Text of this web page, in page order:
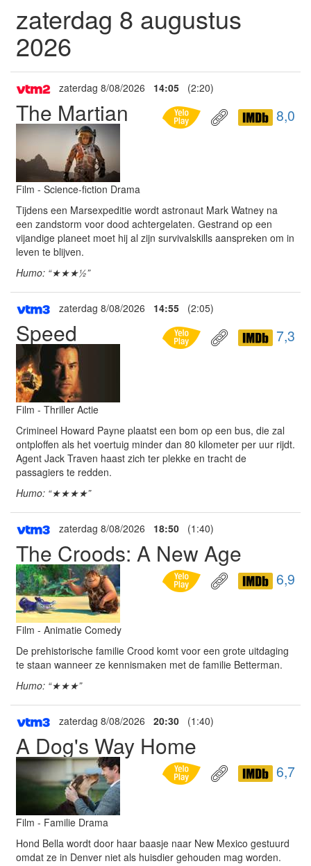
zaterdag 8 augustus
2026
zaterdag 8/08/2026 14:05 (2:20)
The Martian 8,0
Film - Science-fiction Drama
Tijdens een Marsexpeditie wordt astronaut Mark Watney na
een zandstorm voor dood achtergelaten. Gestrand op een
vijandige planeet moet hij al zijn survivalskills aanspreken om in
leven te blijven.
Humo: “★★★½”
zaterdag 8/08/2026 14:55 (2:05)
Speed 7,3
Film - Thriller Actie
Crimineel Howard Payne plaatst een bom op een bus, die zal
ontploffen als het voertuig minder dan 80 kilometer per uur rijdt.
Agent Jack Traven haast zich ter plekke en tracht de
passagiers te redden.
Humo: “★★★★”
zaterdag 8/08/2026 18:50 (1:40)
The Croods: A New Age
6,9
Film - Animatie Comedy
De prehistorische familie Crood komt voor een grote uitdaging
te staan wanneer ze kennismaken met de familie Betterman.
Humo: “★★★”
zaterdag 8/08/2026 20:30 (1:40)
A Dog's Way Home
6,7
Film - Familie Drama
Hond Bella wordt door haar baasje naar New Mexico gestuurd
omdat ze in Denver niet als huisdier gehouden mag worden.